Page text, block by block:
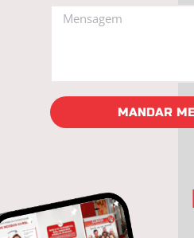
MANDAR